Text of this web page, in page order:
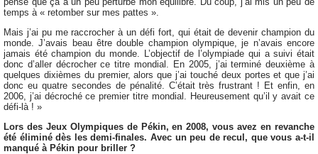
temps à « retomber sur mes pattes ».
Mais j’ai pu me raccrocher à un défi fort, qui était de devenir champion du
monde. J’avais beau être double champion olympique, je n’avais encore
jamais été champion du monde. L’objectif de l’olympiade qui a suivi était
donc d’aller décrocher ce titre mondial. En 2005, j’ai terminé deuxième à
quelques dixièmes du premier, alors que j’ai touché deux portes et que j’ai
donc eu quatre secondes de pénalité. C’était très frustrant ! Et enfin, en
2006, j’ai décroché ce premier titre mondial. Heureusement qu’il y avait ce
défi-là ! »
Lors des Jeux Olympiques de Pékin, en 2008, vous avez en revanche
été éliminé dès les demi-finales. Avec un peu de recul, que vous a-t-il
manqué à Pékin pour briller ?